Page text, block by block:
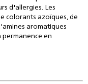
d'allergies. Les
colorants azoïques, de
aromatiques
permanence en